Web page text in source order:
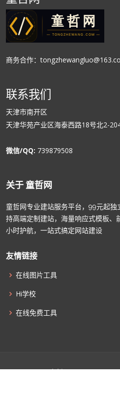
商务合作：
联系我们
天津市南开区
天津华苑产业区海泰西路18号北2-
微信/QQ: 739879508
关于 童哲网
童哲网专业建站服务平台，99元起
持高端定制建站，海量响应式模板、
小时护航，一站式搞定网站建设
友情链接
在线图片工具
Hi学校
在线免费工具
© Copyright童哲网. All Rights